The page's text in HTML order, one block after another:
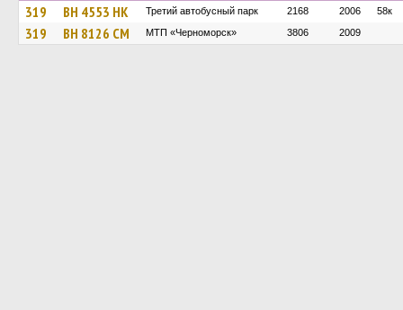
319 BH 4553 HK Третий автобусный парк 2168 2006 58к
319 BH 8126 CM МТП «Черноморск» 3806 2009